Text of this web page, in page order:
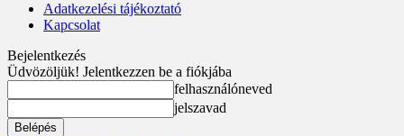
Adatkezelési tájékoztató
Kapcsolat
Bejelentkezés
Üdvözöljük! Jelentkezzen be a fiókjába
felhasználóneved
jelszavad